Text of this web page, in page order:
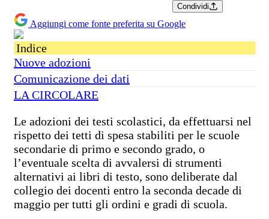
Condividi
Aggiungi come fonte preferita su Google
Indice
Nuove adozioni
Comunicazione dei dati
LA CIRCOLARE
Le adozioni dei testi scolastici, da effettuarsi nel
rispetto dei tetti di spesa stabiliti per le scuole
secondarie di primo e secondo grado, o
l’eventuale scelta di avvalersi di strumenti
alternativi ai libri di testo, sono deliberate dal
collegio dei docenti entro la seconda decade di
maggio per tutti gli ordini e gradi di scuola.